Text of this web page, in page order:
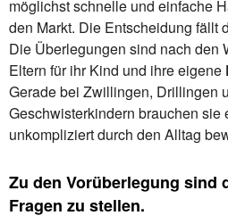
möglichst schnelle und einfache
den Markt. Die Entscheidung fällt
Die Überlegungen sind nach den
Eltern für ihr Kind und ihre eigene
Gerade bei Zwillingen, Drillingen
Geschwisterkindern brauchen sie
unkompliziert durch den Alltag
Zu den Vorüberlegung sind
Fragen zu stellen.